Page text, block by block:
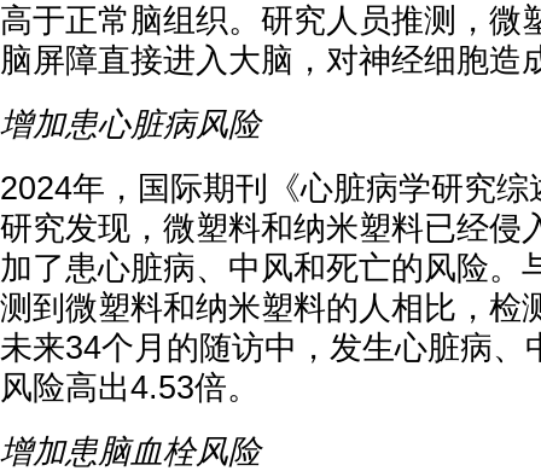
高于正常脑组织。研究人员推测，微
脑屏障直接进入大脑，对神经细胞造
增加患心脏病风险
2024年，国际期刊《心脏病学研究
研究发现，微塑料和纳米塑料已经侵
加了患心脏病、中风和死亡的风险。
测到微塑料和纳米塑料的人相比，检
未来34个月的随访中，发生心脏病、
风险高出4.53倍。
增加患脑血栓风险